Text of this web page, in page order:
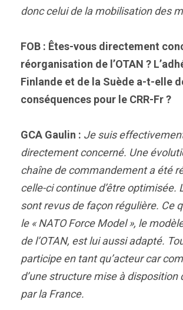
donc celui de la mobilisation des
FOB : Êtes-vous directement
réorganisation de l’OTAN ?
Finlande et de la Suède a-t-elle
conséquences pour le CRR-Fr ?
GCA Gaulin : Je suis
directement concerné. Une
chaîne de commandement a été
celle-ci continue d’être optimisée.
sont revus de façon régulière. Ce
le « NATO Force Model », le
de l’OTAN, est lui aussi adapté.
participe en tant qu’acteur car
d’une structure mise à disposition
par la France.